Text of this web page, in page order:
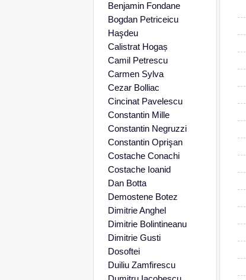
Benjamin Fondane
Bogdan Petriceicu
Haşdeu
Calistrat Hogaș
Camil Petrescu
Carmen Sylva
Cezar Bolliac
Cincinat Pavelescu
Constantin Mille
Constantin Negruzzi
Constantin Oprişan
Costache Conachi
Costache Ioanid
Dan Botta
Demostene Botez
Dimitrie Anghel
Dimitrie Bolintineanu
Dimitrie Gusti
Dosoftei
Duiliu Zamfirescu